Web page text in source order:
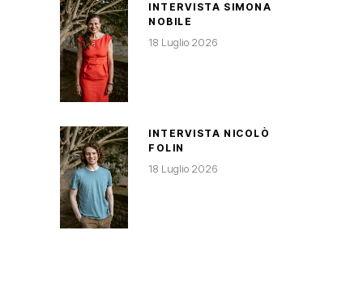
INTERVISTA SIMONA
NOBILE
18 Luglio 2026
INTERVISTA NICOLÒ
FOLIN
18 Luglio 2026